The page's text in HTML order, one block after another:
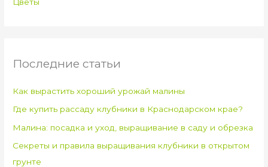
Последние статьи
Как вырастить хороший урожай малины
Где купить рассаду клубники в Краснодарском крае?
Малина: посадка и уход, выращивание в саду и обрезка
Секреты и правила выращивания клубники в открытом
грунте